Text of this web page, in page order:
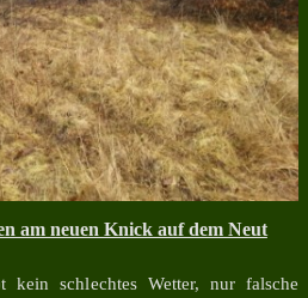
am neuen Knick auf dem Neut
schlechtes Wetter, nur falsche